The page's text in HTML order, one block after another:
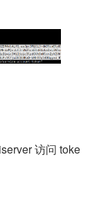
访问 toke